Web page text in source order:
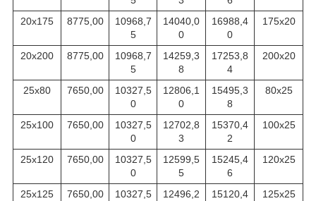
20х175 8775,00
10968,7
5
14040,0
0
16988,4
0
175х20
20х200 8775,00
10968,7
5
14259,3
8
17253,8
4
200х20
25х80 7650,00
10327,5
0
12806,1
0
15495,3
8
80х25
25х100 7650,00
10327,5
0
12702,8
3
15370,4
2
100х25
25х120 7650,00
10327,5
0
12599,5
5
15245,4
6
120х25
25х125 7650,00
10327,5
12496,2
15120,4
125х25